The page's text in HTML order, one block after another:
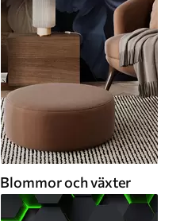
Blommor och växter